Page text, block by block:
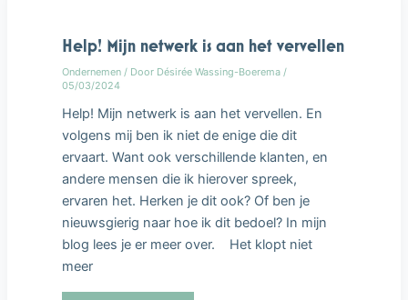
Help! Mijn netwerk is aan het vervellen
Ondernemen/ Door Désirée Wassing-Boerema /
05/03/2024
Help! Mijn netwerk is aan het vervellen. En
volgens mij ben ik niet de enige die dit
ervaart. Want ook verschillende klanten, en
andere mensen die ik hierover spreek,
ervaren het. Herken je dit ook? Of ben je
nieuwsgierig naar hoe ik dit bedoel? In mijn
blog lees je er meer over. Het klopt niet
meer
aan
het